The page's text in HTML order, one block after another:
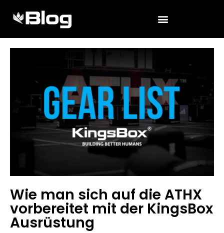
Wie man sich auf die ATHX
vorbereitet mit der KingsBox
Ausrüstung